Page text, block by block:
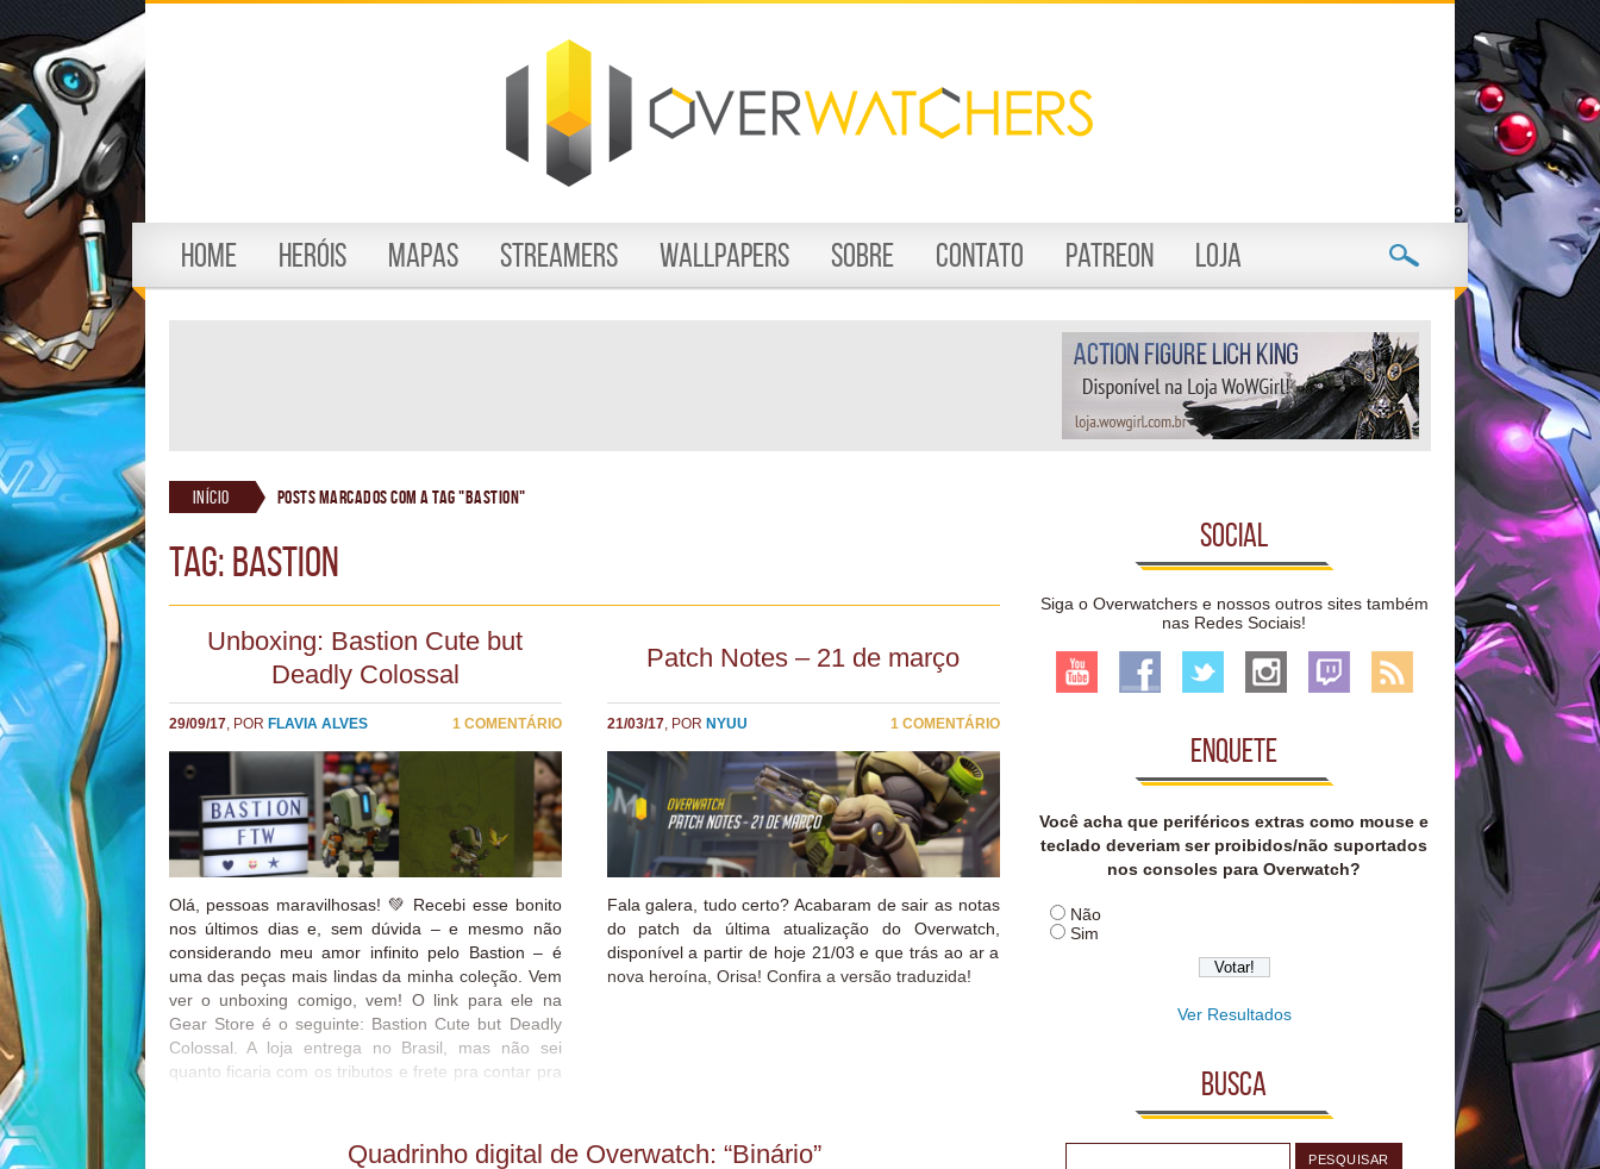
Home Heróis Mapas Streamers Wallpapers Sobre Contato Patreon Loja
Início Posts marcados com a tag "bastion"
TAG: bastion
Unboxing: Bastion Cute but
Deadly Colossal
29/09/17, POR FLAVIA ALVES 1 COMENTÁRIO
Olá, pessoas maravilhosas! 💚 Recebi esse bonito
nos últimos dias e, sem dúvida – e mesmo não
considerando meu amor infinito pelo Bastion – é
uma das peças mais lindas da minha coleção. Vem
ver o unboxing comigo, vem! O link para ele na
Gear Store é o seguinte: Bastion Cute but Deadly
Colossal. A loja entrega no Brasil, mas não sei
quanto ficaria com os tributos e frete pra contar pra
Patch Notes – 21 de março
21/03/17, POR NYUU 1 COMENTÁRIO
Fala galera, tudo certo? Acabaram de sair as notas
do patch da última atualização do Overwatch,
disponível a partir de hoje 21/03 e que trás ao ar a
nova heroína, Orisa! Confira a versão traduzida!
Quadrinho digital de Overwatch: “Binário”
Social
Siga o Overwatchers e nossos outros sites também
nas Redes Sociais!
Enquete
Você acha que periféricos extras como mouse e
teclado deveriam ser proibidos/não suportados
nos consoles para Overwatch?
Não
Sim
Ver Resultados
Busca